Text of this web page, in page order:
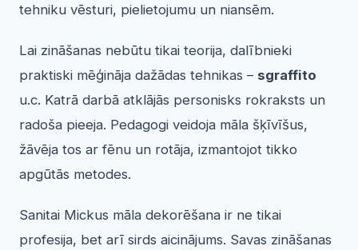
tehniku vēsturi, pielietojumu un niansēm.
Lai zināšanas nebūtu tikai teorija, dalībnieki
praktiski mēģināja dažādas tehnikas – sgraffito
u.c. Katrā darbā atklājās personisks rokraksts un
radoša pieeja. Pedagogi veidoja māla šķīvīšus,
žāvēja tos ar fēnu un rotāja, izmantojot tikko
apgūtās metodes.
Sanitai Mickus māla dekorēšana ir ne tikai
profesija, bet arī sirds aicinājums. Savas zināšanas